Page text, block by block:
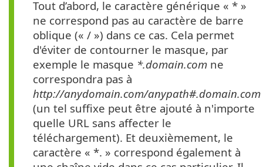
Tout d’abord, le caractère générique « * »
ne correspond pas au caractère de barre
oblique (« / ») dans ce cas. Cela permet
d'éviter de contourner le masque, par
exemple le masque *.domain.com ne
correspondra pas à
http://anydomain.com/anypath#.domain.com
(un tel suffixe peut être ajouté à n'importe
quelle URL sans affecter le
téléchargement). Et deuxièmement, le
caractère « *. » correspond également à